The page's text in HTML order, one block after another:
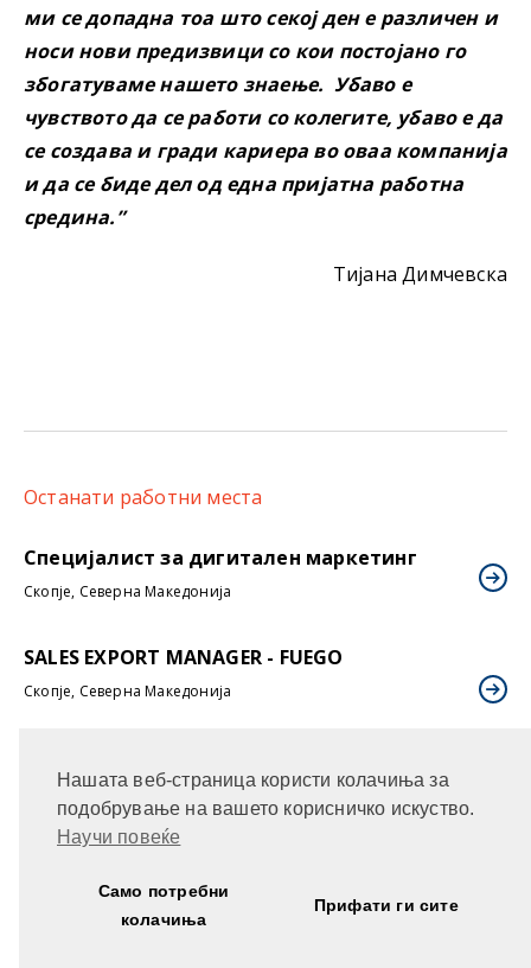
Нашата веб-страница користи колачиња за
подобрување на вашето корисничко искуство.
Научи повеќе
Само потребни
колачиња
Прифати ги сите
ми се допадна тоа што секој ден е различен и
носи нови предизвици со кои постојано го
збогатуваме нашето знаење. Убаво е
чувството да се работи со колегите, убаво е да
се создава и гради кариера во оваа компанија
и да се биде дел од една пријатна работна
средина.”
Тијана Димчевска
Останати работни места
Специјалист за дигитален маркетинг
Скопје, Северна Македонија
SALES EXPORT MANAGER - FUEGO
Скопје, Северна Македонија
Струмица, Северна Македонија
Битола, Северна Македонија